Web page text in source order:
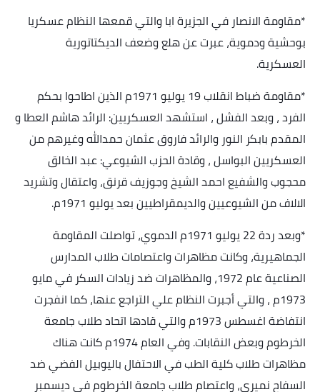
*مقاومة الانصار في الجزيرة ابا والتي قمعها النظام عسكريا
بوحشية ودموية، عبرت عن هلع وضعف الديكتاتورية
العسكرية.
*
مقاومة ضباط انقلاب 19 يوليو 1971م الذين اطاحوا بحكم
الفرد ، وبعد الفشل ، استشهد العسكريين: الرائد هاشم العطا و
المقدم بابكر النور والرائد فاروق عثمان حمدالله وغيرهم من
العسكريين البواسل ، وقادة الحزب الشيوعي: عبد الخالق
محجوب والشفيع احمد الشيخ وجوزيف قرنق، واعتقال وتشريد
الالاف من الشيوعيين والديمقراطيين بعد يوليو 1971م
.
*
وبعد ردة 22 يوليو 1971م الدموي، تواصلت المقاومة
الجماهيرية، وكانت مظاهرات واعتصامات طلاب المدارس
الصناعية عام 1972، والمظاهرات ضد زيادات السكر في مايو
1973م ، والتي أجبرت النظام علي التراجع عنها، كما انفجرت
انتفاضة اغسطس 1973م والتي قادها اتحاد طلاب جامعة
الخرطوم وبعض النقابات. وفي العام 1974م كانت هناك
مظاهرات طلاب كلية الطب في الاحتفال باليوبيل الفضي ضد
السفاح نميري، واعتصام طلاب جامعة الخرطوم في ديسمبر